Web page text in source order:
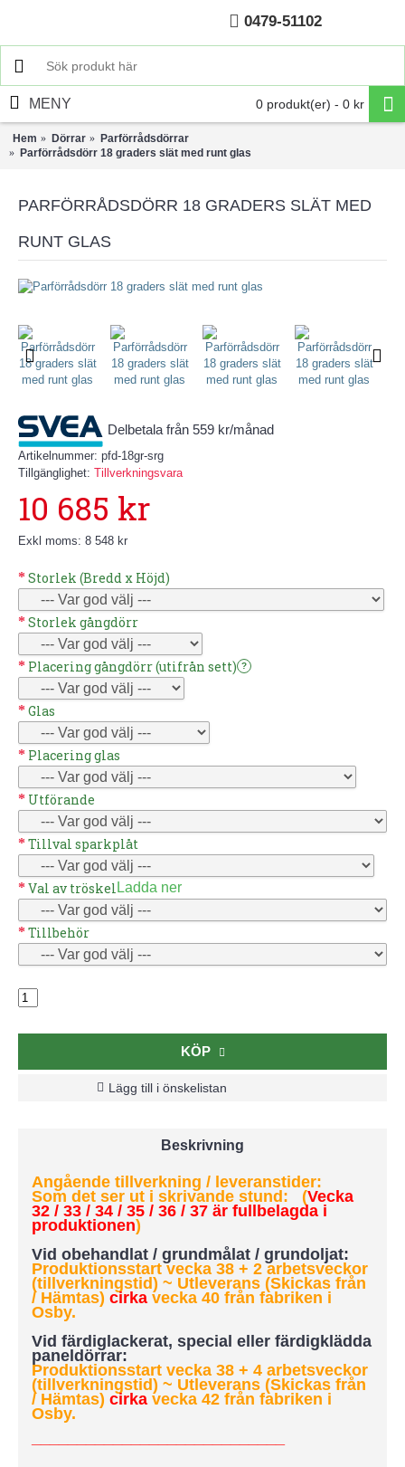
0479-51102
0 produkt(er) - 0 kr
MENY
Hem Dörrar
Parförrådsdörrar
Parförrådsdörr 18 graders slät med runt glas
PARFÖRRÅDSDÖRR 18 GRADERS SLÄT MED
RUNT GLAS
Delbetala från 559 kr/månad
Artikelnummer: pfd-18gr-srg
Tillgänglighet: Tillverkningsvara
10 685 kr
Exkl moms: 8 548 kr
Storlek (Bredd x Höjd)
Storlek gångdörr
Placering gångdörr (utifrån sett) ?
Glas
Placering glas
Utförande
Tillval sparkplåt
Val av tröskel Ladda ner
Tillbehör
KÖP
Lägg till i önskelistan
Beskrivning
Angående tillverkning / leveranstider:
Som det ser ut i skrivande stund: (Vecka
32 / 33 / 34 / 35 / 36 / 37 är fullbelagda i
produktionen)
Vid obehandlat / grundmålat / grundoljat:
Produktionsstart vecka 38 + 2 arbetsveckor
(tillverkningstid) ~ Utleverans (Skickas från
/ Hämtas) cirka vecka 40 från fabriken i
Osby.
Vid färdiglackerat, special eller färdigklädda
paneldörrar:
Produktionsstart vecka 38 + 4 arbetsveckor
(tillverkningstid) ~ Utleverans (Skickas från
/ Hämtas) cirka vecka 42 från fabriken i
Osby.